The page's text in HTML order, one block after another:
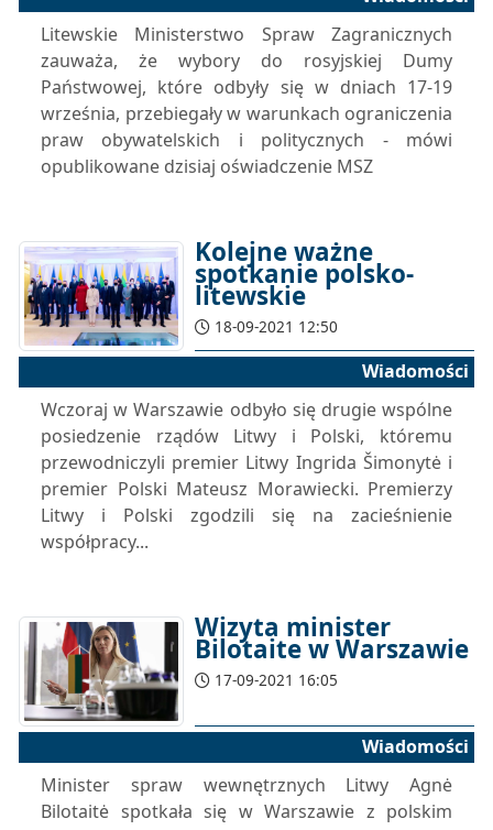
Litewskie Ministerstwo Spraw Zagranicznych
zauważa, że wybory do rosyjskiej Dumy
Państwowej, które odbyły się w dniach 17-19
września, przebiegały w warunkach ograniczenia
praw obywatelskich i politycznych - mówi
opublikowane dzisiaj oświadczenie MSZ
Kolejne ważne
spotkanie polsko-
litewskie
18-09-2021 12:50
Wiadomości
Wczoraj w Warszawie odbyło się drugie wspólne
posiedzenie rządów Litwy i Polski, któremu
przewodniczyli premier Litwy Ingrida Šimonytė i
premier Polski Mateusz Morawiecki. Premierzy
Litwy i Polski zgodzili się na zacieśnienie
współpracy...
Wizyta minister
Bilotaite w Warszawie
17-09-2021 16:05
Wiadomości
Minister spraw wewnętrznych Litwy Agnė
Bilotaitė spotkała się w Warszawie z polskim